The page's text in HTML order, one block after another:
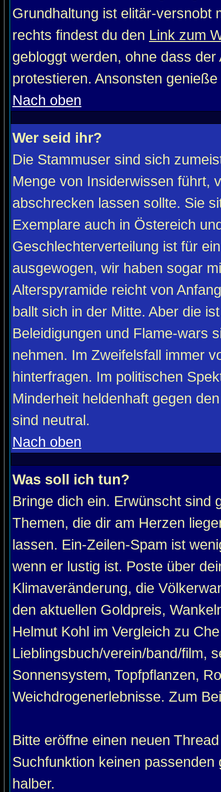
Grundhaltung ist elitär-versnobt
rechts findest du den Link zum
gebloggt werden, ohne dass
protestieren. Ansonsten
Nach oben
Wer seid ihr?
Die Stammuser sind sich
Menge von Insiderwissen führt,
abschrecken lassen sollte. Sie
Exemplare auch in Östereich
Geschlechterverteilung ist für
ausgewogen, wir haben sogar
Alterspyramide reicht von
ballt sich in der Mitte. Aber die
Beleidigungen und Flame-wars
nehmen. Im Zweifelsfall immer
hinterfragen. Im politischen
Minderheit heldenhaft gegen
sind neutral.
Nach oben
Was soll ich tun?
Bringe dich ein. Erwünscht sind
Themen, die dir am Herzen
lassen. Ein-Zeilen-Spam ist
wenn er lustig ist. Poste über
Klimaveränderung, die
den aktuellen Goldpreis,
Helmut Kohl im Vergleich zu
Lieblingsbuch/verein/band/film,
Sonnensystem, Topfpflanzen,
Weichdrogenerlebnisse. Zum
Bitte eröffne einen neuen
Suchfunktion keinen
halber.